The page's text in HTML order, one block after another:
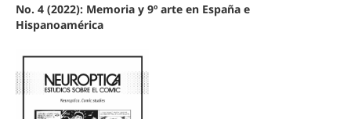
No. 4 (2022): Memoria y 9º arte en España e
Hispanoamérica